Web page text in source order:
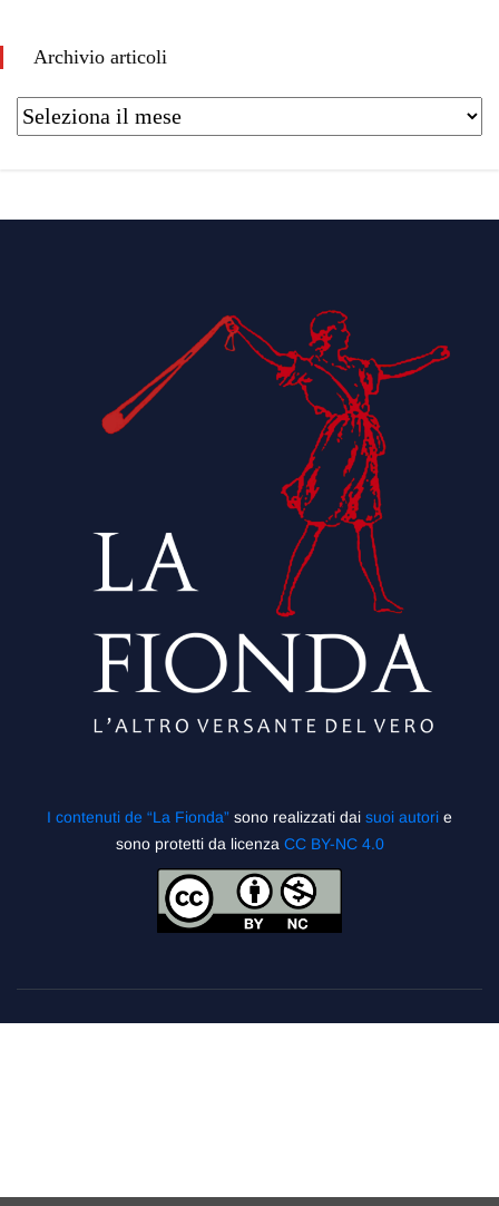
Archivio articoli
I contenuti de “La Fionda” sono realizzati dai suoi autori e
sono protetti da licenza CC BY-NC 4.0